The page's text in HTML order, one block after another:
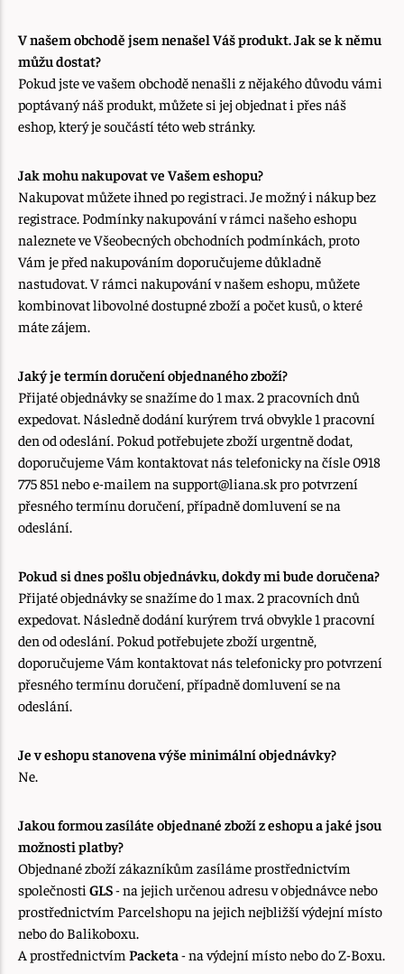
V našem obchodě jsem nenašel Váš produkt. Jak se k němu
můžu dostat?
Pokud jste ve vašem obchodě nenašli z nějakého důvodu vámi
poptávaný náš produkt, můžete si jej objednat i přes náš
eshop, který je součástí této web stránky.
Jak mohu nakupovat ve Vašem eshopu?
Nakupovat můžete ihned po registraci. Je možný i nákup bez
registrace. Podmínky nakupování v rámci našeho eshopu
naleznete ve Všeobecných obchodních podmínkách, proto
Vám je před nakupováním doporučujeme důkladně
nastudovat. V rámci nakupování v našem eshopu, můžete
kombinovat libovolné dostupné zboží a počet kusů, o které
máte zájem.
Jaký je termín doručení objednaného zboží?
Přijaté objednávky se snažíme do 1 max. 2 pracovních dnů
expedovat. Následně dodání kurýrem trvá obvykle 1 pracovní
den od odeslání. Pokud potřebujete zboží urgentně dodat,
doporučujeme Vám kontaktovat nás telefonicky na čísle 0918
775 851 nebo e-mailem na support@liana.sk pro potvrzení
přesného termínu doručení, případně domluvení se na
odeslání.
Pokud si dnes pošlu objednávku, dokdy mi bude doručena?
Přijaté objednávky se snažíme do 1 max. 2 pracovních dnů
expedovat. Následně dodání kurýrem trvá obvykle 1 pracovní
den od odeslání. Pokud potřebujete zboží urgentně,
doporučujeme Vám kontaktovat nás telefonicky pro potvrzení
přesného termínu doručení, případně domluvení se na
odeslání.
Je v eshopu stanovena výše minimální objednávky?
Ne.
Jakou formou zasíláte objednané zboží z eshopu a jaké jsou
možnosti platby?
Objednané zboží zákazníkům zasíláme prostřednictvím
společnosti GLS- na jejich určenou adresu v objednávce nebo
prostřednictvím Parcelshopu na jejich nejbližší výdejní místo
nebo do Balikoboxu.
A prostřednictvím Packeta - na výdejní místo nebo do Z-Boxu.